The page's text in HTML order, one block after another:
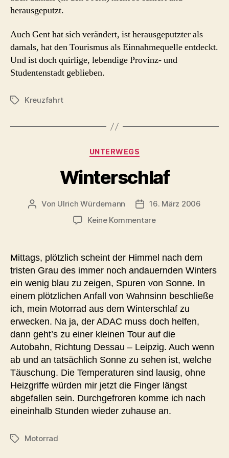
herausgeputzt.
Auch Gent hat sich verändert, ist herausgeputzter als
damals, hat den Tourismus als Einnahmequelle entdeckt.
Und ist doch quirlige, lebendige Provinz- und
Studentenstadt geblieben.
Schlagwörter
Kreuzfahrt
Kategorien
UNTERWEGS
Winterschlaf
Beitragsautor
Von Ulrich Würdemann Beitragsdatum
16. März 2006
Keine Kommentarezu
Mittags, plötzlich scheint der Himmel nach dem
tristen Grau des immer noch andauernden Winters
ein wenig blau zu zeigen, Spuren von Sonne. In
einem plötzlichen Anfall von Wahnsinn beschließe
ich, mein Motorrad aus dem Winterschlaf zu
erwecken. Na ja, der ADAC muss doch helfen,
dann geht’s zu einer kleinen Tour auf die
Autobahn, Richtung Dessau – Leipzig. Auch wenn
ab und an tatsächlich Sonne zu sehen ist, welche
Täuschung. Die Temperaturen sind lausig, ohne
Heizgriffe würden mir jetzt die Finger längst
abgefallen sein. Durchgefroren komme ich nach
eineinhalb Stunden wieder zuhause an.
Schlagwörter
Motorrad